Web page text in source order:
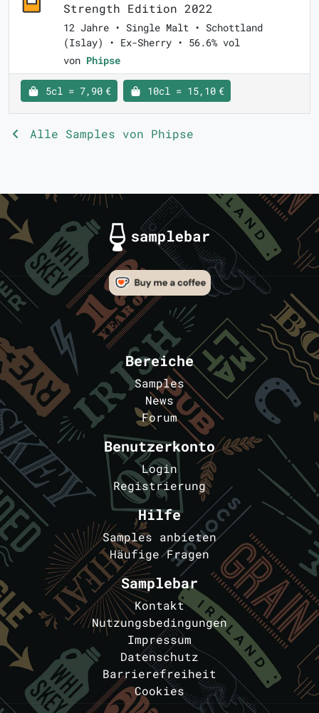
Strength Edition 2022
12 Jahre • Single Malt • Schottland
(Islay) • Ex-Sherry • 56.6% vol
von Phipse
5cl = 7,90 € 10cl = 15,10 €
Alle Samples von Phipse
Bereiche
Samples
News
Forum
Benutzerkonto
Login
Registrierung
Hilfe
Samples anbieten
Häufige Fragen
Samplebar
Kontakt
Nutzungsbedingungen
Impressum
Datenschutz
Barrierefreiheit
Cookies